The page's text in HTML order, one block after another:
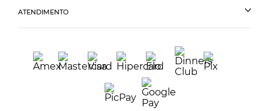
ATENDIMENTO